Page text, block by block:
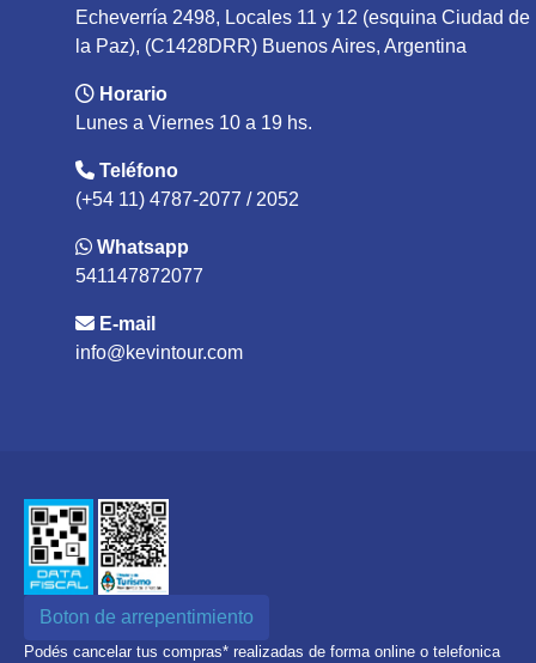
Echeverría 2498, Locales 11 y 12 (esquina Ciudad de
la Paz), (C1428DRR) Buenos Aires, Argentina
Horario
Lunes a Viernes 10 a 19 hs.
Teléfono
(+54 11) 4787-2077 / 2052
Whatsapp
541147872077
E-mail
info@kevintour.com
Boton de arrepentimiento
Podés cancelar tus compras* realizadas de forma online o telefonica